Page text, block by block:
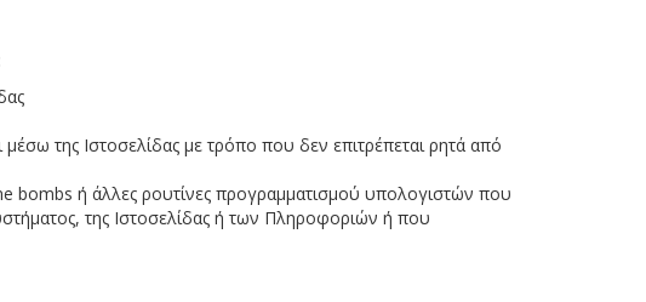
της Ιστοσελίδας με τρόπο που δεν επιτρέπεται ρητά από
bombs ή άλλες ρουτίνες προγραμματισμού υπολογιστών που
της Ιστοσελίδας ή των Πληροφοριών ή που